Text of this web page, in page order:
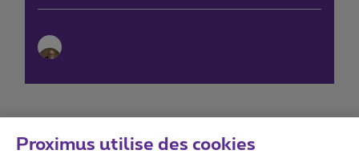
Proximus utilise des cookies